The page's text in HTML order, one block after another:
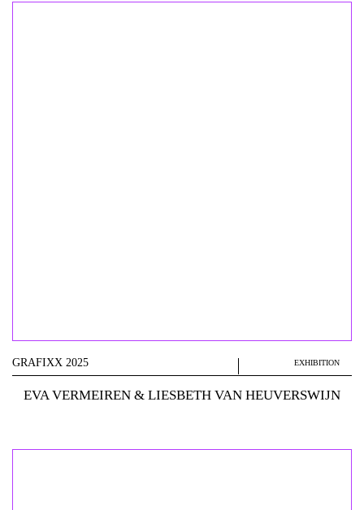
GRAFIXX 2025 EXHIBITION
EVA VERMEIREN & LIESBETH VAN HEUVERSWIJN